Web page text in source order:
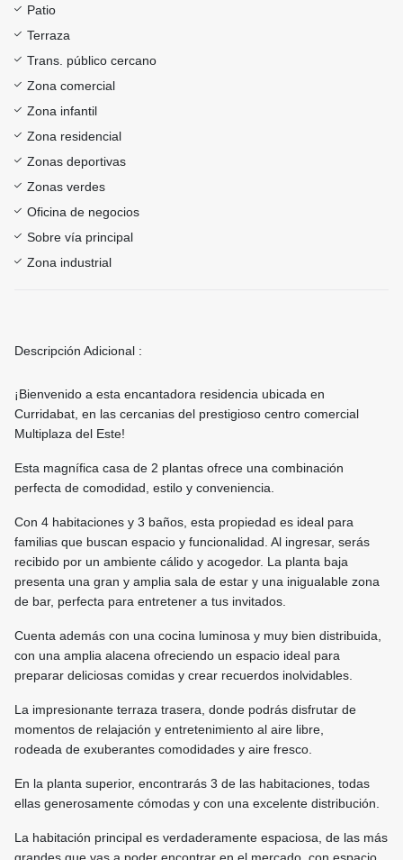
Patio
Terraza
Trans. público cercano
Zona comercial
Zona infantil
Zona residencial
Zonas deportivas
Zonas verdes
Oficina de negocios
Sobre vía principal
Zona industrial
Descripción Adicional :
¡Bienvenido a esta encantadora residencia ubicada en
Curridabat, en las cercanias del prestigioso centro comercial
Multiplaza del Este!
Esta magnífica casa de 2 plantas ofrece una combinación
perfecta de comodidad, estilo y conveniencia.
Con 4 habitaciones y 3 baños, esta propiedad es ideal para
familias que buscan espacio y funcionalidad. Al ingresar, serás
recibido por un ambiente cálido y acogedor. La planta baja
presenta una gran y amplia sala de estar y una inigualable zona
de bar, perfecta para entretener a tus invitados.
Cuenta además con una cocina luminosa y muy bien distribuida,
con una amplia alacena ofreciendo un espacio ideal para
preparar deliciosas comidas y crear recuerdos inolvidables.
La impresionante terraza trasera, donde podrás disfrutar de
momentos de relajación y entretenimiento al aire libre,
rodeada de exuberantes comodidades y aire fresco.
En la planta superior, encontrarás 3 de las habitaciones, todas
ellas generosamente cómodas y con una excelente distribución.
La habitación principal es verdaderamente espaciosa, de las más